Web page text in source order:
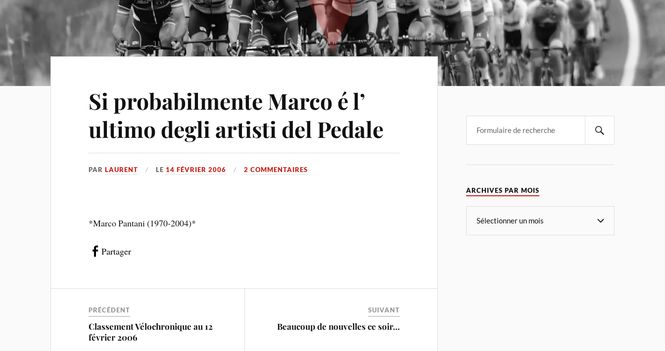
Si probabilmente Marco é l’
ultimo degli artisti del Pedale
PARLAURENT LE 14 FÉVRIER 2006 2 COMMENTAIRES
*Marco Pantani (1970-2004)*
Partager
PRÉCÉDENT
Classement Vélochronique au 12
février 2006
SUIVANT
Beaucoup de nouvelles ce soir…
ARCHIVES PAR MOIS